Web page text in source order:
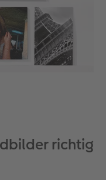
richtig